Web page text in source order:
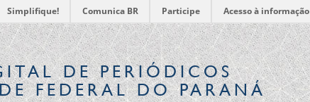
Simplifique! Comunica BR Participe Acesso à informação
DE PERIÓDICOS
FEDERAL DO PARANÁ